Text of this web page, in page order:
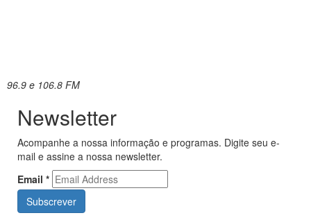
96.9 e 106.8 FM
Newsletter
Acompanhe a nossa informação e programas. Digite seu e-
mail e assine a nossa newsletter.
Email *